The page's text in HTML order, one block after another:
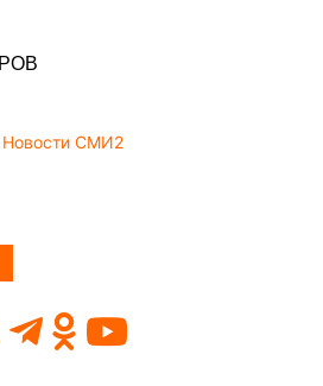
Новости СМИ2